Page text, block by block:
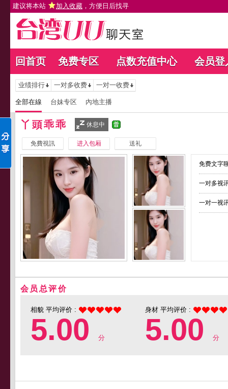
建议将本站 加入收藏 ，方便日后找寻
回首页 免费专区 点数充值中心 会员登
业绩排行 一对多收费 一对一收费
全部在線 台妹专区 內地主播
丫頭乖乖 休息中
免費視訊 进入包厢 送礼
免费文字
一对多视
一对一视
会员总评价
相貌 平均评价 :
5.00 分
身材 平均评价 :
5.00 分